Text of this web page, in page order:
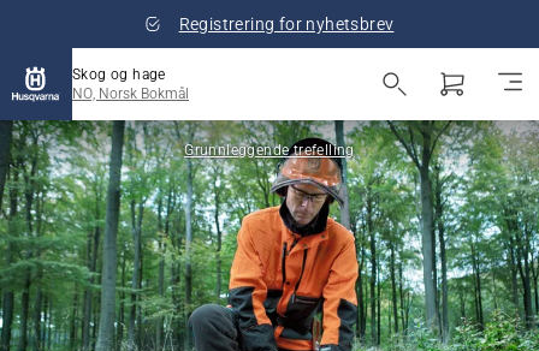
Registrering for nyhetsbrev
Skog og hage
NO, Norsk Bokmål
Grunnleggende trefelling